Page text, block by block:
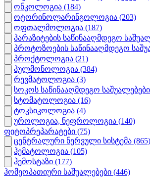
ონკოლოგია (184)
ოტორინოლარინგოლოგია (203)
ოფთალმოლოგია (187)
პარაზიტების საწინააღმდეგო
პროტოზოების საწინააღმდეგო
პროქტოლოგია (21)
პულმონოლოგია (384)
რევმატოლოგია (3)
სოკოს საწინააღმდეგო საშუალებები
სტომატოლოგია (16)
ტოკსიკოლოგია (4)
უროლოგია, ნეფროლოგია (140)
ფიტოპრეპარატები (75)
ცენტრალური ნერვული სისტემა (865)
ჰემატოლოგია (105)
ჰემოსტაზი (177)
ჰომეოპათიური საშუალებები (446)